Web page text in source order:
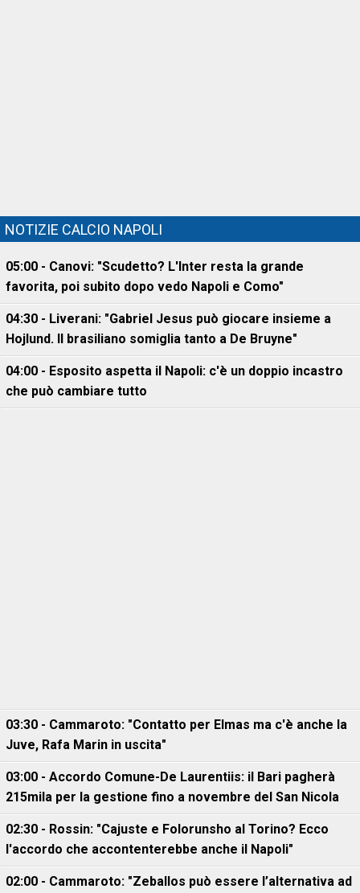
NOTIZIE CALCIO NAPOLI
05:00 - Canovi: "Scudetto? L'Inter resta la grande
favorita, poi subito dopo vedo Napoli e Como"
04:30 - Liverani: "Gabriel Jesus può giocare insieme a
Hojlund. Il brasiliano somiglia tanto a De Bruyne"
04:00 - Esposito aspetta il Napoli: c'è un doppio incastro
che può cambiare tutto
03:30 - Cammaroto: "Contatto per Elmas ma c'è anche la
Juve, Rafa Marin in uscita"
03:00 - Accordo Comune-De Laurentiis: il Bari pagherà
215mila per la gestione fino a novembre del San Nicola
02:30 - Rossin: "Cajuste e Folorunsho al Torino? Ecco
l'accordo che accontenterebbe anche il Napoli"
02:00 - Cammaroto: "Zeballos può essere l’alternativa ad